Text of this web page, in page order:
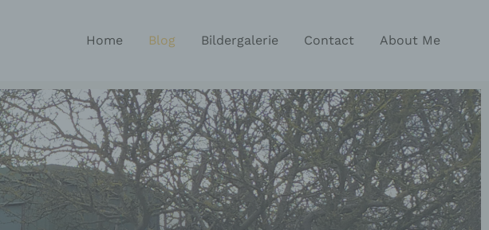
Home Blog Bildergalerie Contact About Me